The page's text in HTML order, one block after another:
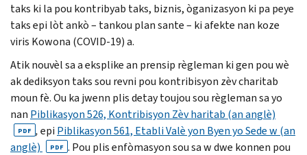
taks ki la pou kontribyab taks, biznis, òganizasyon ki pa peye
taks epi lòt ankò – tankou plan sante – ki afekte nan koze
viris Kowona (COVID-19) a.
Atik nouvèl sa a eksplike an prensip règleman ki gen pou wè
ak dediksyon taks sou revni pou kontribisyon zèv charitab
moun fè. Ou ka jwenn plis detay toujou sou règleman sa yo
nan Piblikasyon 526, Kontribisyon Zèv haritab (an anglè)
PDF ,epi Piblikasyon 561, Etabli Valè yon Byen yo Sede w (an
anglè)
PDF . Pou plis enfòmasyon sou sa w dwe konnen pou